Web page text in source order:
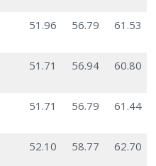
51.96 56.79 61.53
51.71 56.94 60.80
51.71 56.79 61.44
52.10 58.77 62.70